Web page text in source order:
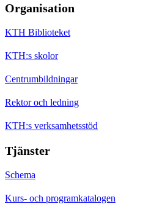
Organisation
KTH Biblioteket
KTH:s skolor
Centrumbildningar
Rektor och ledning
KTH:s verksamhetsstöd
Tjänster
Schema
Kurs- och programkatalogen